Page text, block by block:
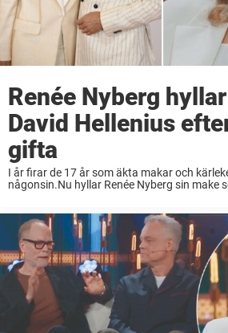
Renée Nyberg
David Hellenius
gifta
I år firar de 17 år som äkta makar och
någonsin.Nu hyllar Renée Nyberg sin make